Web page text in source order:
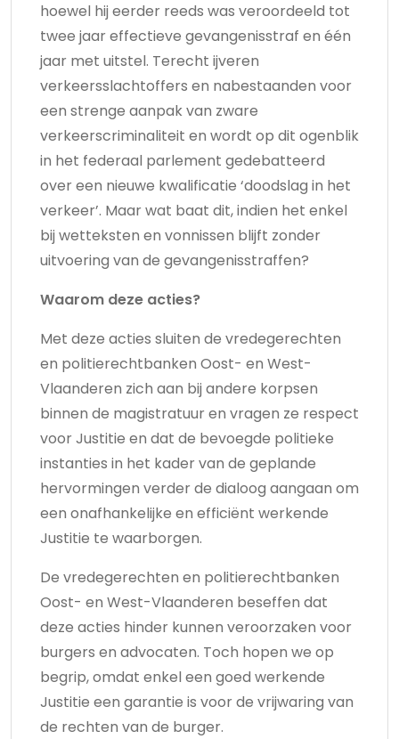
hoewel hij eerder reeds was veroordeeld tot
twee jaar effectieve gevangenisstraf en één
jaar met uitstel. Terecht ijveren
verkeersslachtoffers en nabestaanden voor
een strenge aanpak van zware
verkeerscriminaliteit en wordt op dit ogenblik
in het federaal parlement gedebatteerd
over een nieuwe kwalificatie ‘doodslag in het
verkeer’. Maar wat baat dit, indien het enkel
bij wetteksten en vonnissen blijft zonder
uitvoering van de gevangenisstraffen?
Waarom deze acties?
Met deze acties sluiten de vredegerechten
en politierechtbanken Oost- en West-
Vlaanderen zich aan bij andere korpsen
binnen de magistratuur en vragen ze respect
voor Justitie en dat de bevoegde politieke
instanties in het kader van de geplande
hervormingen verder de dialoog aangaan om
een onafhankelijke en efficiënt werkende
Justitie te waarborgen.
De vredegerechten en politierechtbanken
Oost- en West-Vlaanderen beseffen dat
deze acties hinder kunnen veroorzaken voor
burgers en advocaten. Toch hopen we op
begrip, omdat enkel een goed werkende
Justitie een garantie is voor de vrijwaring van
de rechten van de burger.